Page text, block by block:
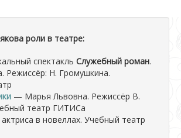
роли в театре:
спектакль Служебный роман.
Режиссёр: Н. Громушкина.
— Марья Львовна. Режиссёр В.
театр ГИТИСа
в новеллах. Учебный театр